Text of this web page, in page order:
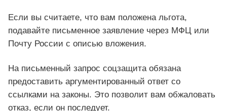
Если вы считаете, что вам положена льгота,
подавайте письменное заявление через МФЦ или
Почту России с описью вложения.
На письменный запрос соцзащита обязана
предоставить аргументированный ответ со
ссылками на законы. Это позволит вам обжаловать
отказ, если он последует.